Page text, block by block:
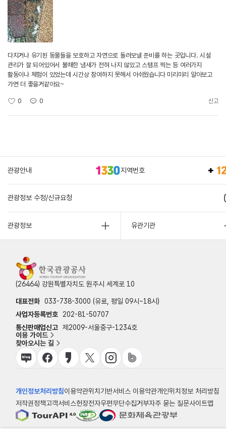
다치거나 유기된 동물들을 보호하고 자연으로 돌려보낼 준비를 하는 곳입니다. 시설
관리가 잘 되어있어서 불쾌한 냄새가 전혀 나지 않았고 스탬프 찍는 등 여러가지
활동이나 체험이 있었는데 시간상 참여하지 못해서 아쉬웠습니다 미리미리 알아보고
가면 더 좋을거같아요~
0 0 신고
관광안내 지역번호
관광정보 수정/신규요청
관광정보 유관기관
(26464) 강원특별자치도 원주시 세계로 10
대표전화 033-738-3000 (유료, 평일 09시~18시)
사업자등록번호
202-81-50707
통신판매업신고 제2009-서울중구-1234호
이용 가이드
찾아오시는 길
개인정보처리방침이용약관위치기반서비스 이용약관개인위치정보 처리방침
저작권정책고객서비스헌장전자우편무단수집거부자주 묻는 질문사이트맵